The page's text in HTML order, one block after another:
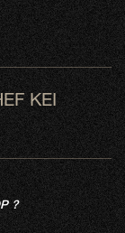
KEI
?